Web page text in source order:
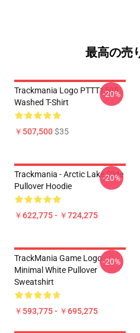
最高の売
Trackmania Logo PTTT1505
Washed T-Shirt
￥507,500$35
-20%
Trackmania - Arctic Lake Slide
Pullover Hoodie
￥622,775 - ￥724,275
-20%
TrackMania Game Logo
Minimal White Pullover
Sweatshirt
￥593,775 - ￥695,275
-20%